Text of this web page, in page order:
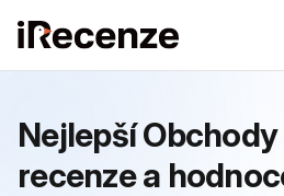
Nejlepší Obchody
recenze a